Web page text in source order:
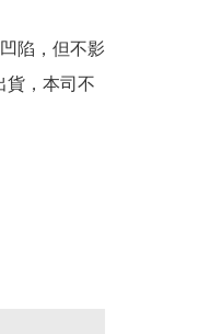
陷，但不影
貨，本司不